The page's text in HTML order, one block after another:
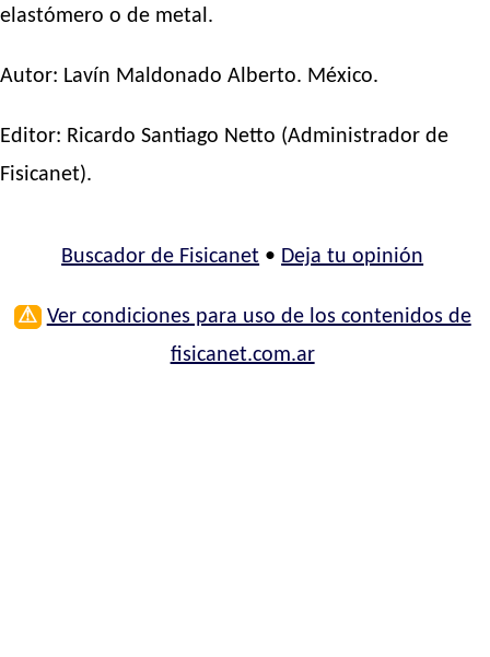
elastómero o de metal.
Autor: Lavín Maldonado Alberto. México.
Editor: Ricardo Santiago Netto (Administrador de
Fisicanet).
Buscador de Fisicanet • Deja tu opinión
⚠ Ver condiciones para uso de los contenidos de
fisicanet.com.ar